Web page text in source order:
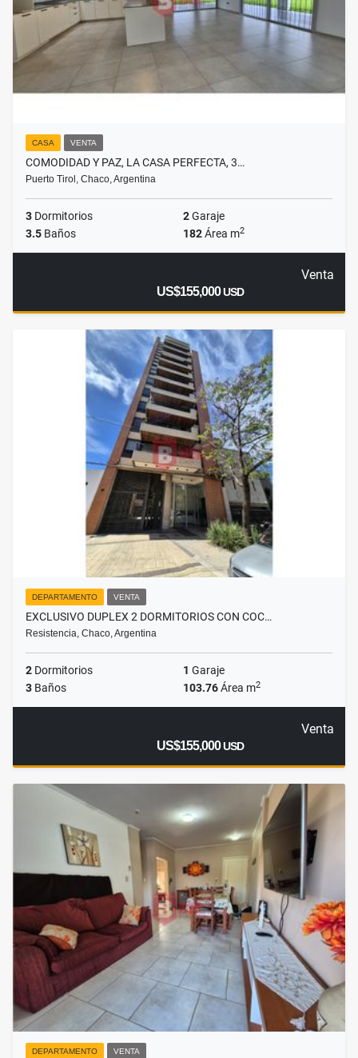
CASA VENTA
COMODIDAD Y PAZ, LA CASA PERFECTA, 3…
Puerto Tirol, Chaco, Argentina
3 Dormitorios 2Garaje
3.5 Baños 182Área m2
Venta
US$155,000USD
DEPARTAMENTO VENTA
EXCLUSIVO DUPLEX 2 DORMITORIOS CON COC…
Resistencia, Chaco, Argentina
2 Dormitorios 1 Garaje
3 Baños 103.76Área m2
Venta
US$155,000USD
DEPARTAMENTO VENTA